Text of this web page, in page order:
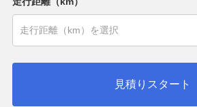
見積りスタート